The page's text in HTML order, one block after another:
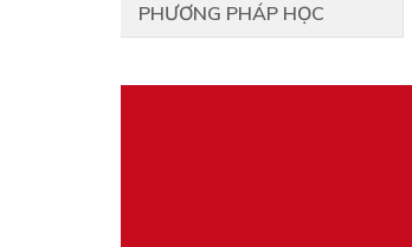
PHƯƠNG PHÁP HỌC